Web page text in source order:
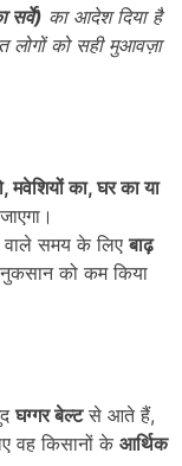
सर्वे) का आदेश दिया है
लोगों को सही मुआवज़ा
, मवेशियों का, घर का या
वाले समय के लिएबाढ़
नुकसान को कम किया
घग्गर बेल्टसे आते हैं,
वह किसानों के आर्थिक